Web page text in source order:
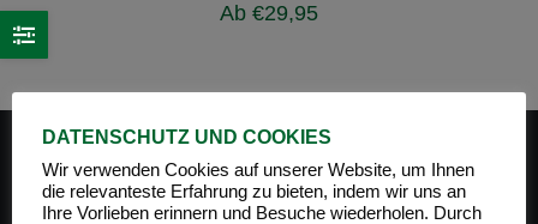
Ab €29,95
PRODUKT-KATEGORIEN
DATENSCHUTZ UND COOKIES
Wir verwenden Cookies auf unserer Website, um Ihnen
die relevanteste Erfahrung zu bieten, indem wir uns an
Ihre Vorlieben erinnern und Besuche wiederholen. Durch